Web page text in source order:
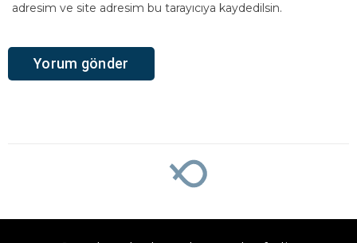
adresim ve site adresim bu tarayıcıya kaydedilsin.